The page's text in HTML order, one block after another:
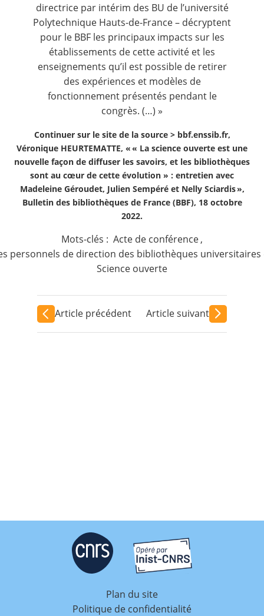
directrice par intérim des BU de l’université
Polytechnique Hauts-de-France – décryptent
pour le BBF les principaux impacts sur les
établissements de cette activité et les
enseignements qu’il est possible de retirer
des expériences et modèles de
fonctionnement présentés pendant le
congrès. (…) »
Continuer sur le site de la source > bbf.enssib.fr,
Véronique HEURTEMATTE, « « La science ouverte est une
nouvelle façon de diffuser les savoirs, et les bibliothèques
sont au cœur de cette évolution » : entretien avec
Madeleine Géroudet, Julien Sempéré et Nelly Sciardis »,
Bulletin des bibliothèques de France (BBF), 18 octobre
2022.
Mots-clés : Acte de conférence ,
personnels de direction des bibliothèques
Science ouverte
Article précédent Article suivant
Plan du site
Politique de confidentialité